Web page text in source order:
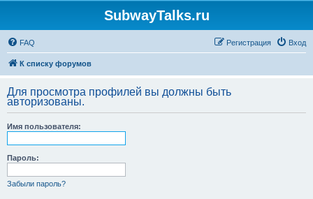
SubwayTalks.ru
FAQ Вход
Регистрация
К списку форумов
Для просмотра профилей вы должны быть
авторизованы.
Имя пользователя:
Пароль:
Забыли пароль?